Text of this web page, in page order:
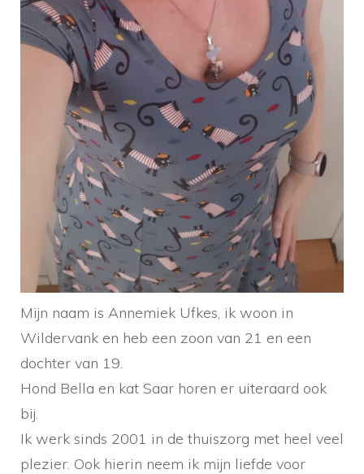
Mijn naam is Annemiek Ufkes, ik woon in
Wildervank en heb een zoon van 21 en een
dochter van 19.
Hond Bella en kat Saar horen er uiteraard ook
bij.
Ik werk sinds 2001 in de thuiszorg met heel veel
plezier. Ook hierin neem ik mijn liefde voor